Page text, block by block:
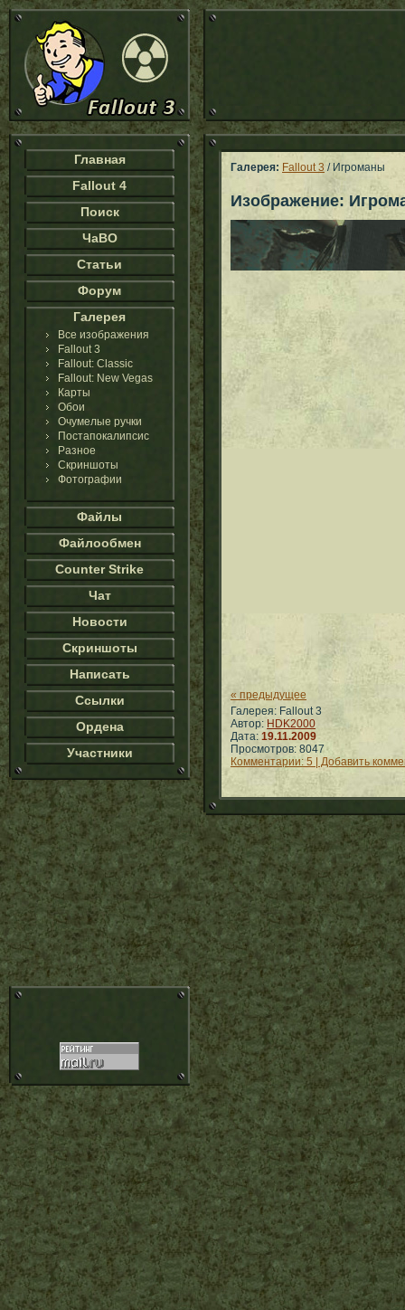
Главная
Fallout 4
Поиск
ЧаВО
Статьи
Форум
Галерея
Все изображения
Fallout 3
Fallout: Classic
Fallout: New Vegas
Карты
Обои
Очумелые ручки
Постапокалипсис
Разное
Скриншоты
Фотографии
Файлы
Файлообмен
Counter Strike
Чат
Новости
Скриншоты
Написать
Ссылки
Ордена
Участники
Галерея: Fallout 3 / Игроманы
Изображение:
« предыдущее
Галерея: Fallout 3
Автор: HDK2000
Дата: 19.11.2009
Просмотров: 8047
Комментарии: 5 | Добавить